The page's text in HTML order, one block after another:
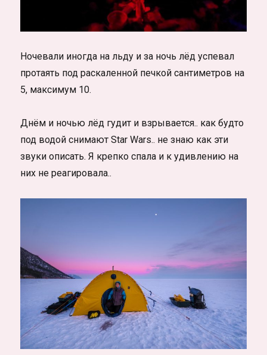
Ночевали иногда на льду и за ночь лёд успевал
протаять под раскаленной печкой сантиметров на
5, максимум 10.
Днём и ночью лёд гудит и взрывается.. как будто
под водой снимают Star Wars.. не знаю как эти
звуки описать. Я крепко спала и к удивлению на
них не реагировала..